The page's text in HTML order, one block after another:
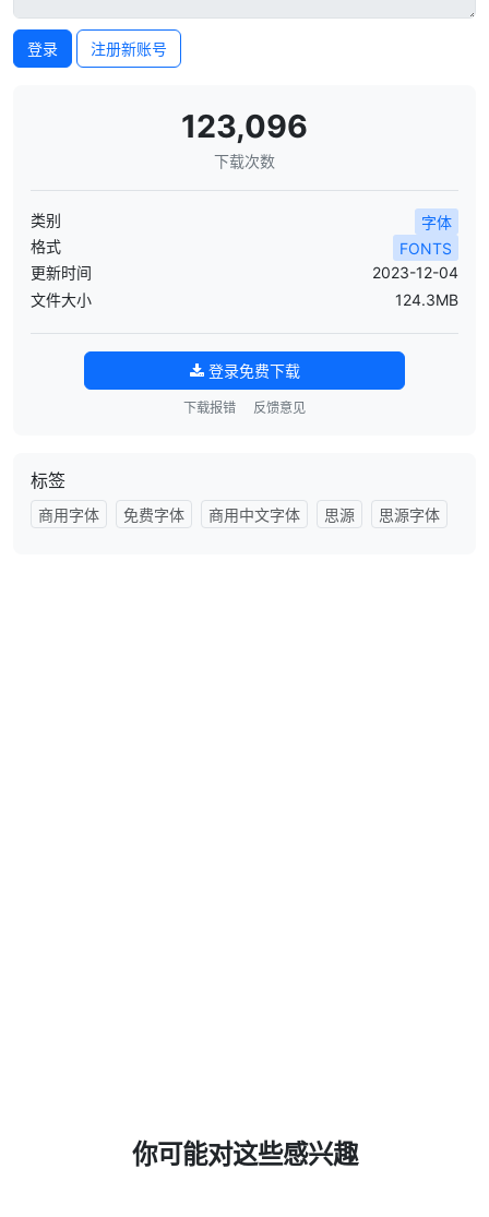
登录 注册新账号
123,096
下载次数
类别
字体
格式
FONTS
更新时间
2023-12-04
文件大小
124.3MB
登录免费下载
下载报错 反馈意见
标签
商用字体 免费字体 商用中文字体 思源 思源字体
你可能对这些感兴趣